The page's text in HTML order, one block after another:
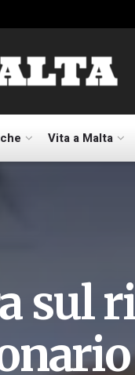
Vita a Malta
sul